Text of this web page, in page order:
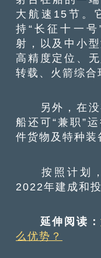
大航速15节。
持“长征十一
射，以及中小
高精度定位、
转载、火箭综合
另外，在没
船还可“兼职”
件货物及特种装
按照计划，
2022年建成和投
延伸阅读：
么优势？